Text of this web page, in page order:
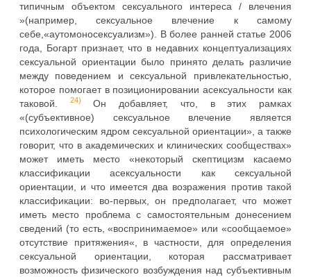
типичным объектом сексуального интереса / влечения
»(например, сексуальное влечение к самому
себе,«аутомоносексуализм»). В более ранней статье 2006
года, Богарт признает, что в недавних концептуализациях
сексуальной ориентации было принято делать различие
между поведением и сексуальной привлекательностью,
которое помогает в позиционировании асексуальности как
таковой.
24)
Он добавляет, что, в этих рамках
«(субъективное) сексуальное влечение является
психологическим ядром сексуальной ориентации», а также
говорит, что в академических и клинических сообществах»
может иметь место «некоторый скептицизм касаемо
классификации асексуальности как сексуальной
ориентации, и что имеется два возражения против такой
классификации: во-первых, он предполагает, что может
иметь место проблема с самостоятельным донесением
сведений (то есть, «воспринимаемое» или «сообщаемое»
отсутствие притяжения«, в частности, для определения
сексуальной ориентации, которая рассматривает
возможность физического возбуждения над субъективным